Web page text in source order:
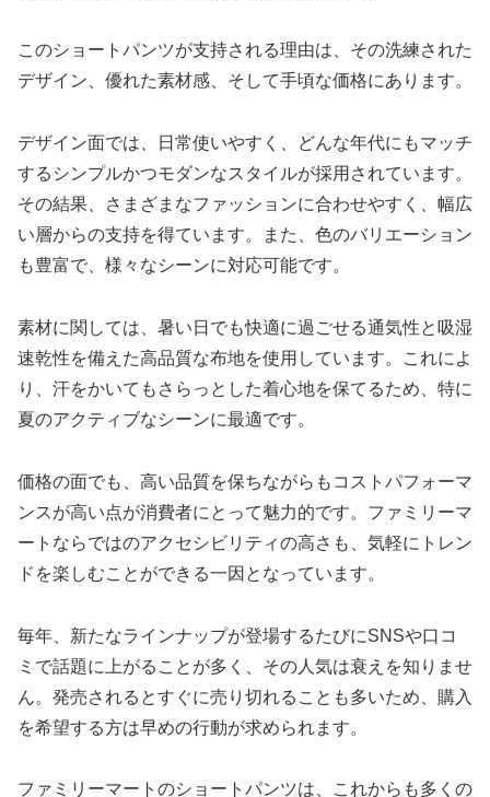
このショートパンツが支持される理由は、その洗練された
デザイン、優れた素材感、そして手頃な価格にあります。
デザイン面では、日常使いやすく、どんな年代にもマッチ
するシンプルかつモダンなスタイルが採用されています。
その結果、さまざまなファッションに合わせやすく、幅広
い層からの支持を得ています。また、色のバリエーション
も豊富で、様々なシーンに対応可能です。
素材に関しては、暑い日でも快適に過ごせる通気性と吸湿
速乾性を備えた高品質な布地を使用しています。これによ
り、汗をかいてもさらっとした着心地を保てるため、特に
夏のアクティブなシーンに最適です。
価格の面でも、高い品質を保ちながらもコストパフォーマ
ンスが高い点が消費者にとって魅力的です。ファミリーマ
ートならではのアクセシビリティの高さも、気軽にトレン
ドを楽しむことができる一因となっています。
毎年、新たなラインナップが登場するたびにSNSや口コ
ミで話題に上がることが多く、その人気は衰えを知りませ
ん。発売されるとすぐに売り切れることも多いため、購入
を希望する方は早めの行動が求められます。
ファミリーマートのショートパンツは、これからも多くの